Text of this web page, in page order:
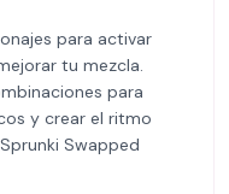
para activar
tu mezcla.
para
y crear el ritmo
Swapped